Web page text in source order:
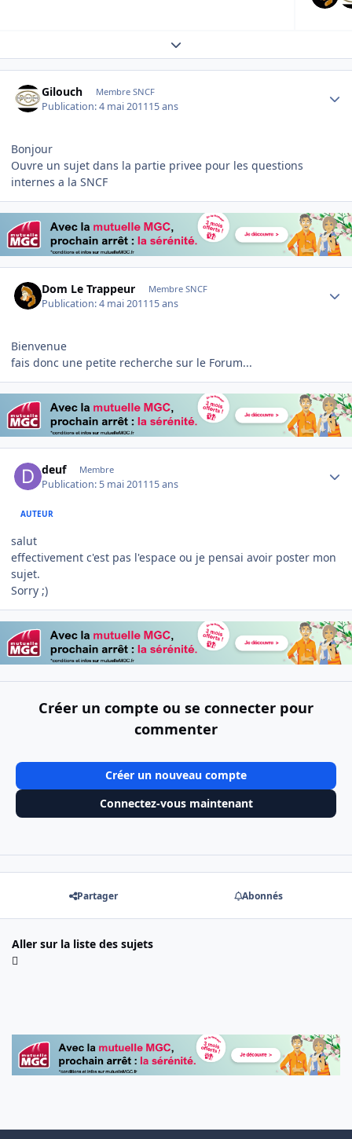
Expand topic overview
Gilouch Membre SNCF
Publication:4 mai 201115 ans
Bonjour
Ouvre un sujet dans la partie privee pour les questions
internes a la SNCF
Dom Le Trappeur Membre SNCF
Publication:4 mai 201115 ans
Bienvenue
fais donc une petite recherche sur le Forum...
deuf Membre
Publication: 5 mai 201115 ans
AUTEUR
salut
effectivement c'est pas l'espace ou je pensai avoir poster mon
sujet.
Sorry ;)
Créer un compte ou se connecter pour
commenter
Créer un nouveau compte
Connectez-vous maintenant
Partager Abonnés
Aller sur la liste des sujets